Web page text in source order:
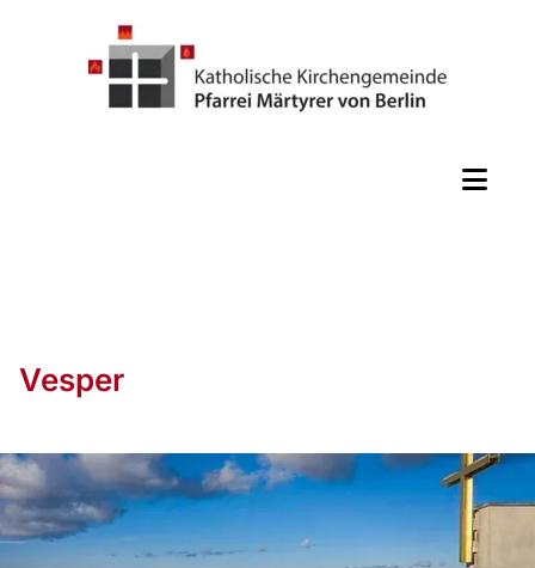
Vesper